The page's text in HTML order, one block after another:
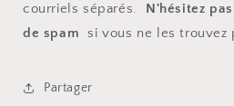
courriels séparés. N'hésitez
de spam
si vous ne les trouvez
Partager